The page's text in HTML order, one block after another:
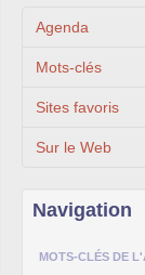
Agenda
Mots-clés
Sites favoris
Sur le Web
Navigation
MOTS-CLÉS DE